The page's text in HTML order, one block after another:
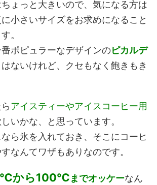
ょっと大きいので、気になる方は
小さいサイズをお求めになること
。
ポピュラーなデザインのピカルデ
ないけれど、クセもなく飽きもき
アイスティーやアイスコーヒー用
いかな、と思っています。
ら氷を入れておき、そこにコーヒ
なんてワザもありなのです。
から100℃までオッケーなん